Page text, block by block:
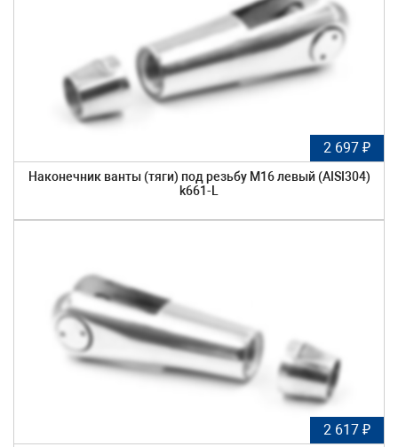
2 697 ₽
Наконечник ванты (тяги) под резьбу М16 левый (AISI304)
k661-L
2 617 ₽